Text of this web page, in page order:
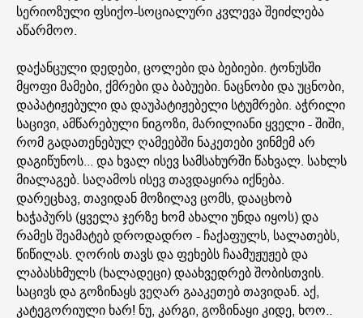
სერიოზული ფსიქო-სოციალური კვლევა შეიძლება
აწარმოო.
დაქანცული დედები, ცოლები და ბებიები. ტონუსში
მყოფი მამები, ქმრები და ბაბუები. ნაცნობი და უცნობი,
დაპატიჟებული და დაუპატიჟებელი სტუმრები. აჭრილი
საცივი, ამწარებული ნიგოზი, მარილიანი ყველი - შიში,
რომ გადათენებულ ღამეებში ნაკეთები ვინმემ არ
დაგიწუნოს... და ხვალ ისევ სამსახურში წახვალ. სახლს
მიალაგებ. საღამოს ისევ თავდაყირა იქნება.
დარეცხავ, თავიდან მოზილავ ცომს, დააცხობ
ხაჭაპურს (ყველა ჯერზე ხომ ახალი უნდა იყოს) და
რამეს შეამატებ დროდადრო - ჩაქაფულს, სალათებს,
წიწილას. ღორის თავს და ფეხებს ჩაამუჟუჟებ და
ლაბასხმულს (ხალადეცი) დაახვედრებ შობისთვის.
საცივს და გოზინაყს ვეღარ გააკეთებ თავიდან. აქ,
კატეგორიული ხარ! ნუ, კარგი, გოზინაყი კიდე, ხოო..